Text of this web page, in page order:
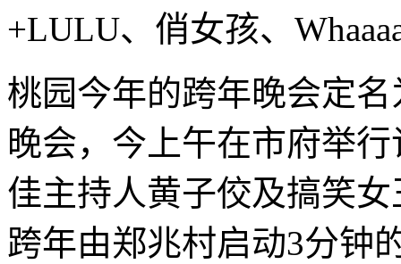
+LULU、俏女孩、
桃园今年的跨年晚会定
晚会，今上午在市府举
佳主持人黄子佼及搞笑
跨年由郑兆村启动3分钟